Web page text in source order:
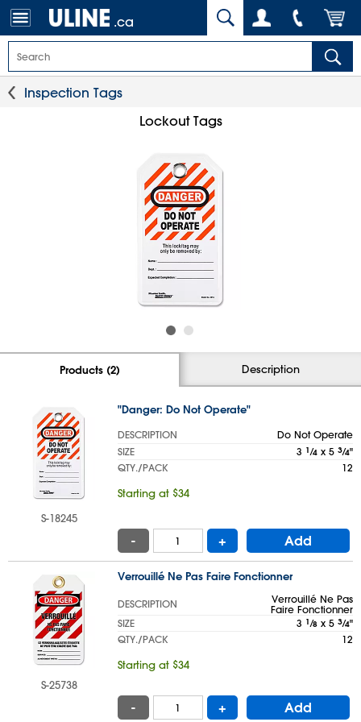
.ca
Inspection Tags
Lockout Tags
Products (2) Description
S-18245
"Danger: Do Not Operate"
DESCRIPTION
Do Not Operate
SIZE
3 1 ⁄4 x 5 3⁄4"
QTY./PACK
12
Starting at $34
- + Add
S-25738
Verrouillé Ne Pas Faire Fonctionner
DESCRIPTION
Verrouillé Ne Pas
Faire Fonctionner
SIZE
3 1 ⁄8 x 5 3⁄4"
QTY./PACK
12
Starting at $34
- + Add